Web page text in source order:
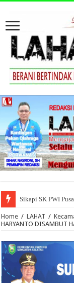
Sikapi SK PWI
Home / LAHAT /
HARYANTO DISAMBUT